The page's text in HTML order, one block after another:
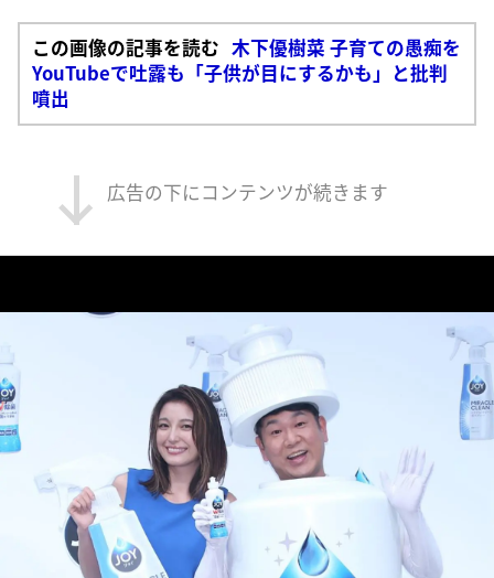
この画像の記事を読む 木下優樹菜 子育ての愚痴を
YouTubeで吐露も「子供が目にするかも」と批判
噴出
広告の下にコンテンツが続きます